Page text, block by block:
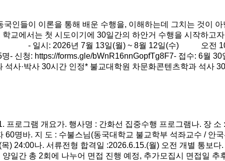
인들이 이론을 통해 배운 수행을, 이해하는데 그치는 것이
교에서는 첫 시도이기에 30일간의 하안거 수행을 시작하고
. - 일시: 2026년 7월 13일(월) ~ 8월 12일(수) 오전 10
- 신청: https://forms.gle/bWnR16nnGopfTg8F7- 접수: 6월
사·박사 30시간 인정* 불교대학원 차문화콘텐츠학과 석사
로그램 개요가. 행사명 : 간화선 집중수행 프로그램나. 장
명바. 지 도 : 수불스님(동국대학교 불교학부 석좌교수 / 안
목) 24:00나. 서류전형 합격일 :2026.6.15.(월) 오전 개
총 2회에 나누어 면접 진행 예정, 추가모집시 면접일 추